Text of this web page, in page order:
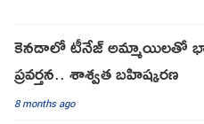
కెనడాలో టీనేజ్ అమ్మాయిలతో
ప్రవర్తన.. శాశ్వత బహిష్కరణ
8 months ago